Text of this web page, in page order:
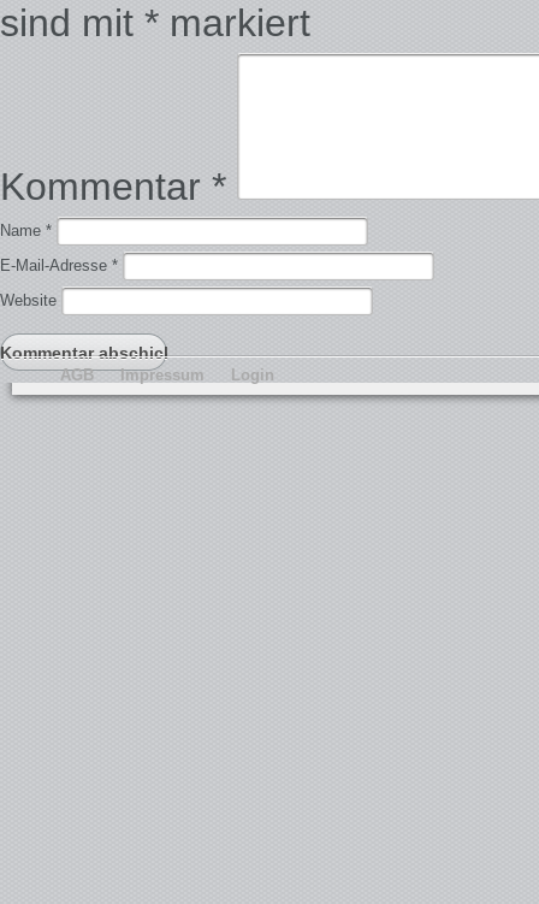
sind mit * markiert
Kommentar *
Name *
E-Mail-Adresse *
Website
AGB Impressum Login